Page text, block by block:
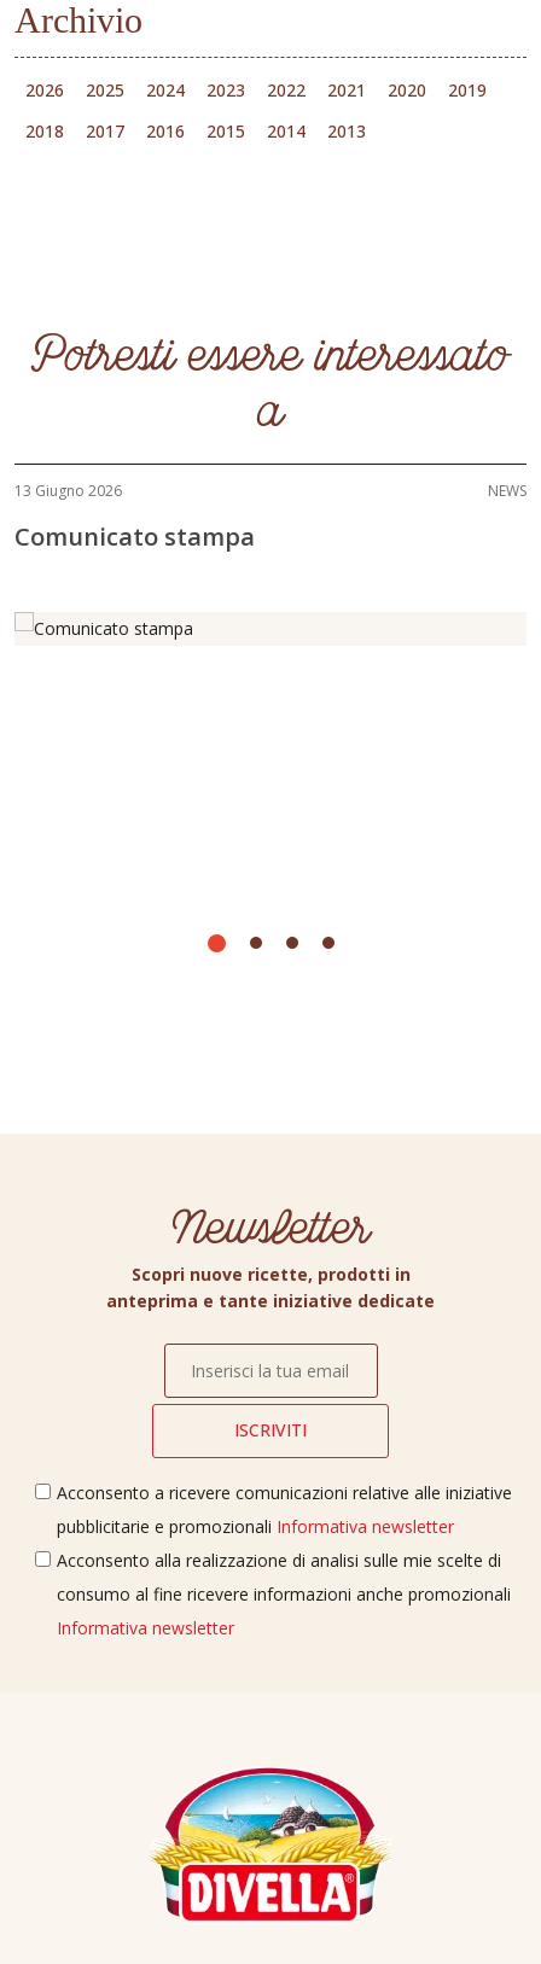
Archivio
2026 2025 2024 2023 2022 2021 2020
2019
2018
2017 2016 2015 2014 2013
Potresti essere interessato
a
13 Giugno 2026 NEWS
Comunicato stampa
Newsletter
Scopri nuove ricette, prodotti in
anteprima e tante iniziative dedicate
Acconsento a ricevere comunicazioni relative alle iniziative
pubblicitarie e promozionali Informativa newsletter
Acconsento alla realizzazione di analisi sulle mie scelte di
consumo al fine ricevere informazioni anche promozionali
Informativa newsletter